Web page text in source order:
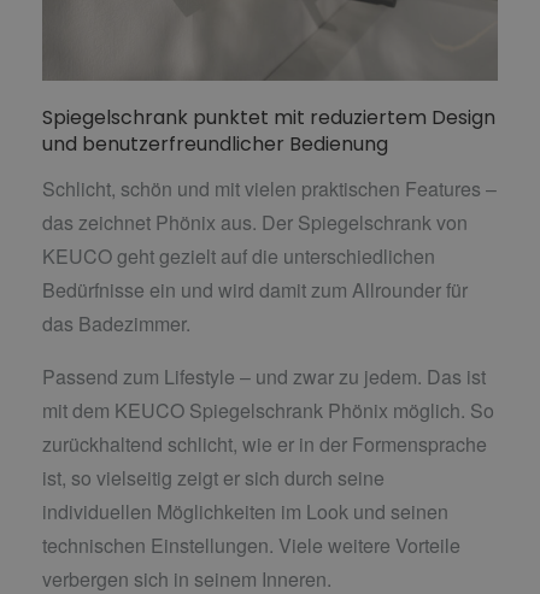
Spiegelschrank punktet mit reduziertem Design
und benutzerfreundlicher Bedienung
Schlicht, schön und mit vielen praktischen Features –
das zeichnet Phönix aus. Der Spiegelschrank von
KEUCO geht gezielt auf die unterschiedlichen
Bedürfnisse ein und wird damit zum Allrounder für
das Badezimmer.
Passend zum Lifestyle – und zwar zu jedem. Das ist
mit dem KEUCO Spiegelschrank Phönix möglich. So
zurückhaltend schlicht, wie er in der Formensprache
ist, so vielseitig zeigt er sich durch seine
individuellen Möglichkeiten im Look und seinen
technischen Einstellungen. Viele weitere Vorteile
verbergen sich in seinem Inneren.